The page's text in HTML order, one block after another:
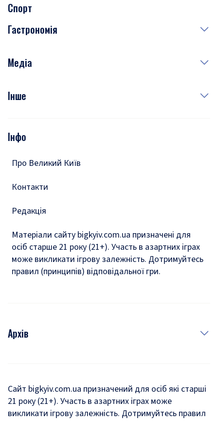
Завтра
Субота
Медицина
Краса
Спорт
Гастрономія
Рецепти
Медіа
Фото
Подкасти
Інше
Тести
Інфо
Про Великий Київ
Контакти
Редакція
Матеріали сайту bigkyiv.com.ua призначені для
осіб старше 21 року (21+). Участь в азартних іграх
може викликати ігрову залежність. Дотримуйтесь
правил (принципів) відповідальної гри.
Архів
Комуналка
Сайт bigkyiv.com.ua призначений для осіб які старші
21 року (21+). Участь в азартних іграх може
викликати ігрову залежність. Дотримуйтесь правил